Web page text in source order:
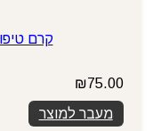
קרם טיפול לחות
₪75.00
מעבר למוצר